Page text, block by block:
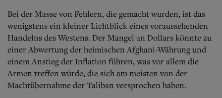
Bei der Masse von Fehlern, die gemacht wurden, ist das
wenigstens ein kleiner Lichtblick eines voraussehenden
Handelns des Westens. Der Mangel an Dollars könnte zu
einer Abwertung der heimischen Afghani-Währung und
einem Anstieg der Inflation führen, was vor allem die
Armen treffen würde, die sich am meisten von der
Machtübernahme der Taliban versprochen haben.